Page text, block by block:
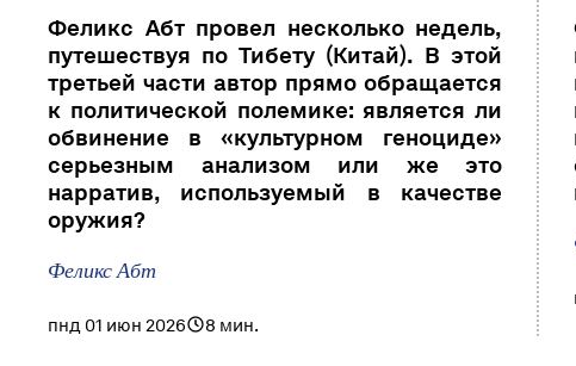
Феликс Абт провел несколько недель,
путешествуя по Тибету (Китай). В этой
третьей части автор прямо обращается
к политической полемике: является ли
обвинение в «культурном геноциде»
серьезным анализом или же это
нарратив, используемый в качестве
оружия?
Феликс Абт
пнд 01 июн 2026 8 мин.